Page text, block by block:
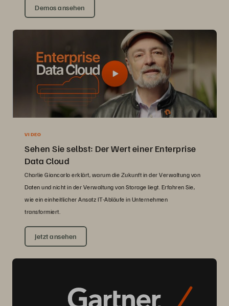
Demos ansehen
VIDEO
Sehen Sie selbst: Der Wert einer Enterprise
Data Cloud
Charlie Giancarlo erklärt, warum die Zukunft in der Verwaltung von
Daten und nicht in der Verwaltung von Storage liegt. Erfahren Sie,
wie ein einheitlicher Ansatz IT-Abläufe in Unternehmen
transformiert.
Jetzt ansehen